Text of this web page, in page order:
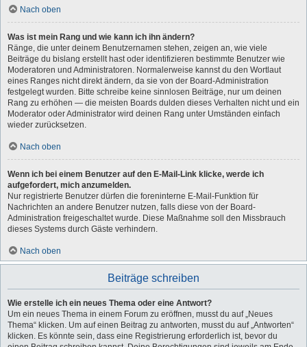
Nach oben
Was ist mein Rang und wie kann ich ihn ändern?
Ränge, die unter deinem Benutzernamen stehen, zeigen an, wie viele
Beiträge du bislang erstellt hast oder identifizieren bestimmte Benutzer wie
Moderatoren und Administratoren. Normalerweise kannst du den Wortlaut
eines Ranges nicht direkt ändern, da sie von der Board-Administration
festgelegt wurden. Bitte schreibe keine sinnlosen Beiträge, nur um deinen
Rang zu erhöhen — die meisten Boards dulden dieses Verhalten nicht und ein
Moderator oder Administrator wird deinen Rang unter Umständen einfach
wieder zurücksetzen.
Nach oben
Wenn ich bei einem Benutzer auf den E-Mail-Link klicke, werde ich
aufgefordert, mich anzumelden.
Nur registrierte Benutzer dürfen die foreninterne E-Mail-Funktion für
Nachrichten an andere Benutzer nutzen, falls diese von der Board-
Administration freigeschaltet wurde. Diese Maßnahme soll den Missbrauch
dieses Systems durch Gäste verhindern.
Nach oben
Beiträge schreiben
Wie erstelle ich ein neues Thema oder eine Antwort?
Um ein neues Thema in einem Forum zu eröffnen, musst du auf „Neues
Thema“ klicken. Um auf einen Beitrag zu antworten, musst du auf „Antworten“
klicken. Es könnte sein, dass eine Registrierung erforderlich ist, bevor du